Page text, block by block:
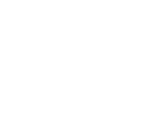
Se ofrece